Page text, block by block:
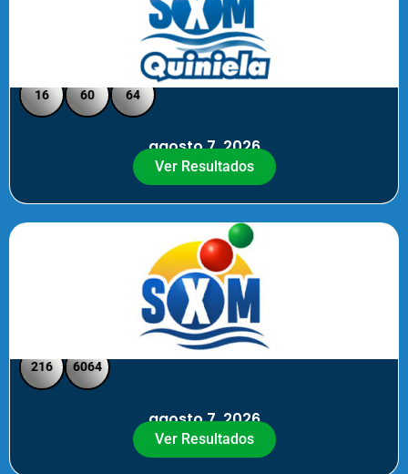
Quiniela SXM - Noche
16 60 64
agosto 7, 2026
Ver Resultados
SXM Noche - Pick 3 Pick 4
216 6064
agosto 7, 2026
Ver Resultados